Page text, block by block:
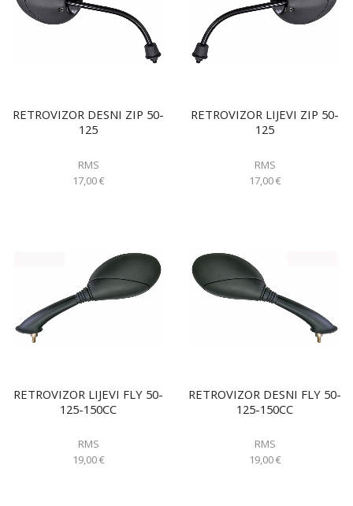
RETROVIZOR DESNI ZIP 50-
125
RMS
17,00€
RETROVIZOR LIJEVI ZIP 50-
125
RMS
17,00€
RETROVIZOR LIJEVI FLY 50-
125-150CC
RMS
19,00€
RETROVIZOR DESNI FLY 50-
125-150CC
RMS
19,00€